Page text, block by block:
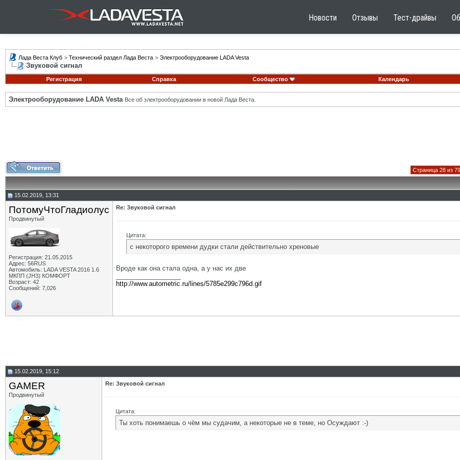
Новости Отзывы Тест-драйвы
Лада Веста Клуб > Технический раздел Лада Веста > Электрооборудование LADA Vesta
Звуковой сигнал
Регистрация
Справка Сообщество Календарь
Электрооборудование LADA Vesta Все об электрооборудовании в новой Лада Веста.
Страница 28 из 79
15.02.2019, 13:31
ПотомуЧтоГладиолус
Продвинутый
Регистрация: 21.05.2015
Адрес: 56RUS
Автомобиль: LADA VESTA 2016 1.6
МКПП (JH3) КОМФОРТ
Возраст: 42
Сообщений: 7,026
Re: Звуковой сигнал
Цитата:
с некоторого времени дудки стали действительно хреновые
Вроде как она стала одна, а у нас их две
http://www.autometric.ru/lines/5785e299c796d.gif
15.02.2019, 15:12
GAMER
Продвинутый
Re: Звуковой сигнал
Цитата:
Ты хоть понимаешь о чём мы судачим, а некоторые не в теме, но Осуждают :-)